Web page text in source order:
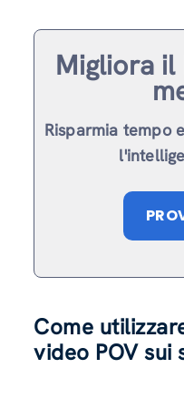
Migliora il
Risparmia tempo
Come
video POV sui